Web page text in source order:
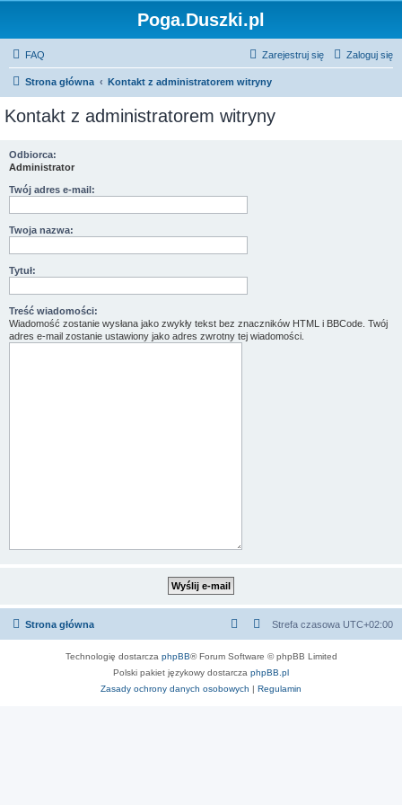
Poga.Duszki.pl
FAQ Zaloguj się
Zarejestruj się
Strona główna Kontakt z administratorem witryny
Kontakt z administratorem witryny
Odbiorca:
Administrator
Twój adres e-mail:
Twoja nazwa:
Tytuł:
Treść wiadomości:
Wiadomość zostanie wysłana jako zwykły tekst bez znaczników HTML i BBCode. Twój
adres e-mail zostanie ustawiony jako adres zwrotny tej wiadomości.
Strona główna Strefa czasowa UTC+02:00
Technologię dostarcza phpBB® Forum Software © phpBB Limited
Polski pakiet językowy dostarcza phpBB.pl
Zasady ochrony danych osobowych | Regulamin